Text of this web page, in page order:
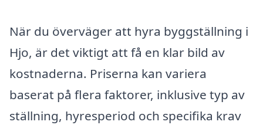
När du överväger att hyra byggställning i
Hjo, är det viktigt att få en klar bild av
kostnaderna. Priserna kan variera
baserat på flera faktorer, inklusive typ av
ställning, hyresperiod och specifika krav